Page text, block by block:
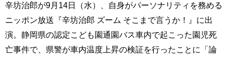
辛坊治郎が9月14日（水）、自身がパーソナリティを務める
ニッポン放送『辛坊治郎 ズーム そこまで言うか！』に出
演。静岡県の認定こども園通園バス車内で起こった園児死
亡事件で、県警が車内温度上昇の検証を行ったことに「論